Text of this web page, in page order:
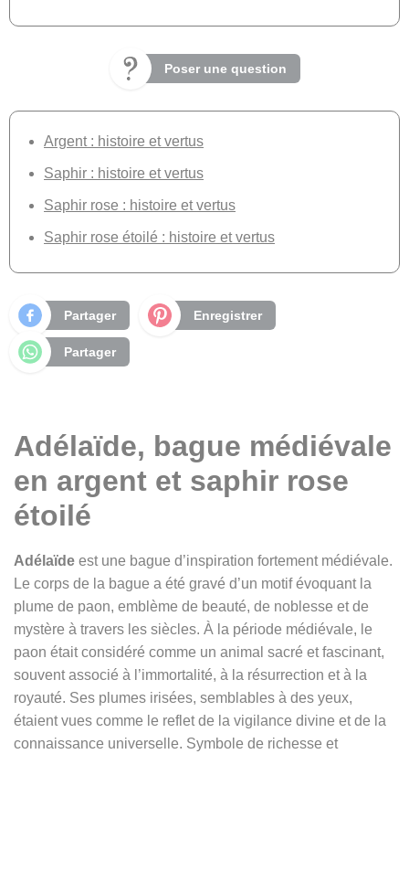
Poser une question
Argent : histoire et vertus
Saphir : histoire et vertus
Saphir rose : histoire et vertus
Saphir rose étoilé : histoire et vertus
Partager Enregistrer
Partager
Adélaïde, bague médiévale
en argent et saphir rose
étoilé
Adélaïde est une bague d’inspiration fortement médiévale.
Le corps de la bague a été gravé d’un motif évoquant la
plume de paon, emblème de beauté, de noblesse et de
mystère à travers les siècles. À la période médiévale, le
paon était considéré comme un animal sacré et fascinant,
souvent associé à l’immortalité, à la résurrection et à la
royauté. Ses plumes irisées, semblables à des yeux,
étaient vues comme le reflet de la vigilance divine et de la
connaissance universelle. Symbole de richesse et